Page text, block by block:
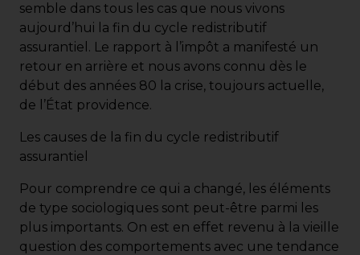
semble dans tous les cas que nous vivons
aujourd’hui la fin du cycle redistributif
assurantiel. Le rapport à l’impôt a manifesté un
retour en arrière et nous avons connu dès le
début des années 80 la crise, toujours actuelle,
de l’État providence.
Les causes de la fin du cycle redistributif
assurantiel
Pour comprendre ce qui a changé, les éléments
de type sociologiques sont peut-être parmi les
plus importants. On est en effet revenu à la vieille
question des comportements avec une tendance